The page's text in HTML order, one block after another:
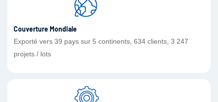
Couverture Mondiale
Exporté vers 39 pays sur 5 continents, 634 clients, 3 247
projets / lots